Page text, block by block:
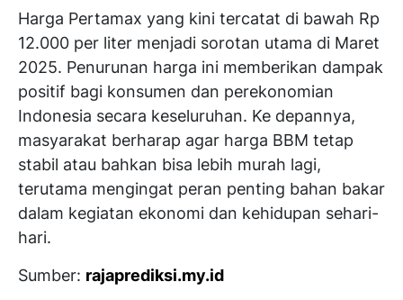
Harga Pertamax yang kini tercatat di bawah Rp
12.000 per liter menjadi sorotan utama di Maret
2025. Penurunan harga ini memberikan dampak
positif bagi konsumen dan perekonomian
Indonesia secara keseluruhan. Ke depannya,
masyarakat berharap agar harga BBM tetap
stabil atau bahkan bisa lebih murah lagi,
terutama mengingat peran penting bahan bakar
dalam kegiatan ekonomi dan kehidupan sehari-
hari.
Sumber: rajaprediksi.my.id